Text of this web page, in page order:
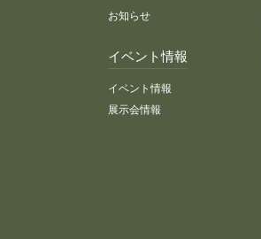
お知らせ
イベント情報
イベント情報
展示会情報